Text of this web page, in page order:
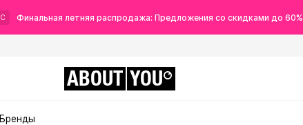
С Финальная летняя распродажа: Предложения со скидками до 60%
ABOUT YOU
Бренды